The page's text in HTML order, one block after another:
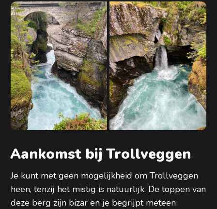
Aankomst bij Trollveggen
Je kunt met geen mogelijkheid om Trollveggen
heen, tenzij het mistig is natuurlijk. De toppen van
deze berg zijn bizar en je begrijpt meteen